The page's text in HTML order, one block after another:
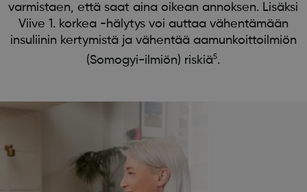
varmistaen, että saat aina oikean annoksen. Lisäksi
Viive 1. korkea -hälytys voi auttaa vähentämään
insuliinin kertymistä ja vähentää aamunkoittoilmiön
(Somogyi-ilmiön) riskiä5.